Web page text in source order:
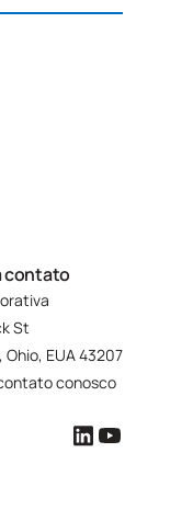
contato
St
Ohio, EUA 43207
conosco